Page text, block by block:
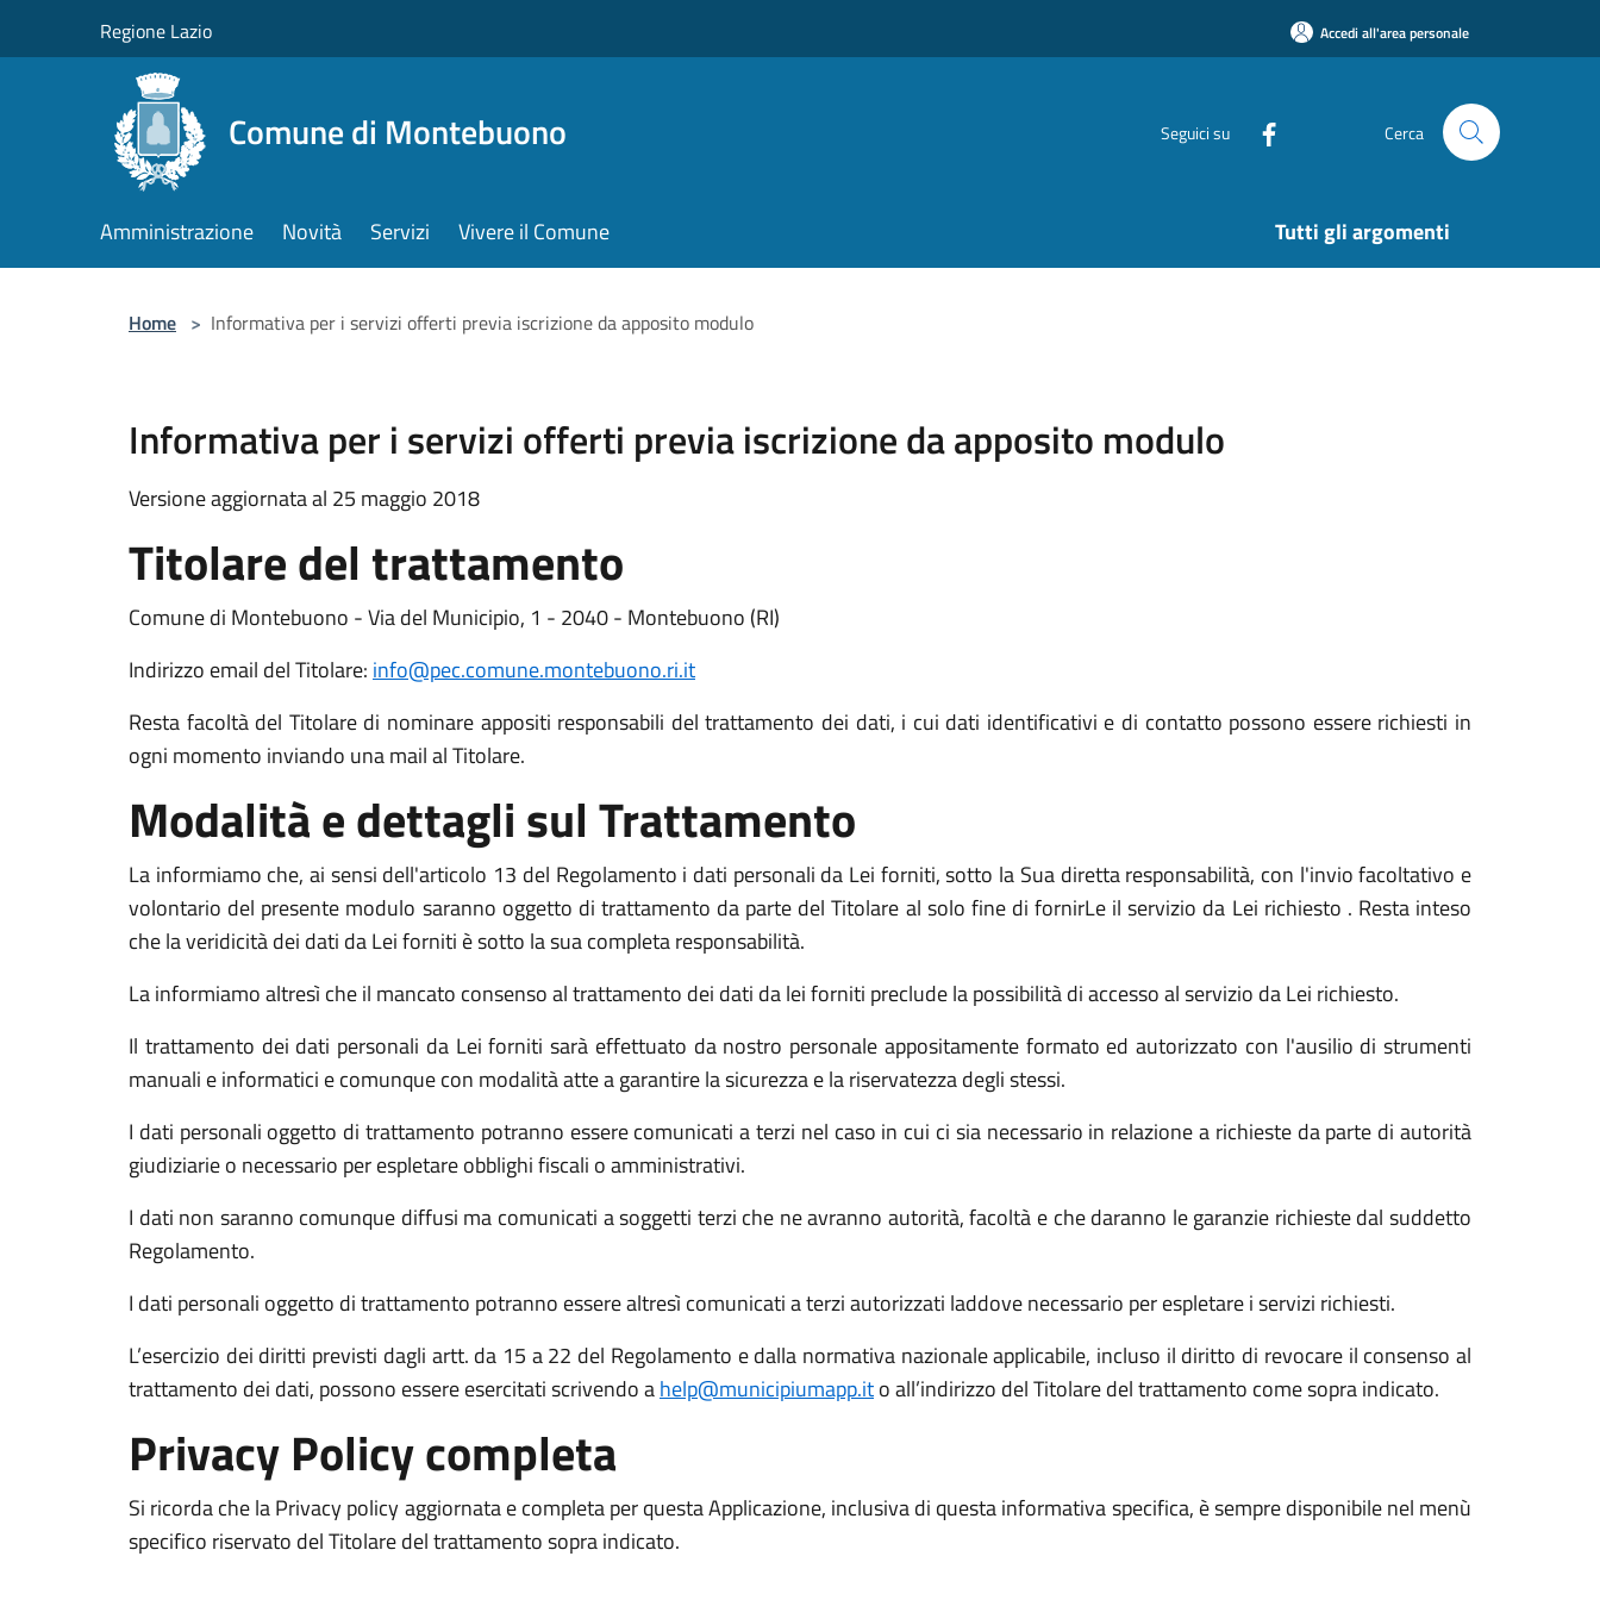
Regione Lazio Accedi all'area personale
Comune di Montebuono Seguici su Cerca
Amministrazione Novità Servizi Vivere il Comune Tutti gli argomenti
Home > Informativa per i servizi offerti previa iscrizione da apposito modulo
Informativa per i servizi offerti previa iscrizione da apposito modulo
Versione aggiornata al 25 maggio 2018
Titolare del trattamento
Comune di Montebuono - Via del Municipio, 1 - 2040 - Montebuono (RI)
Indirizzo email del Titolare: info@pec.comune.montebuono.ri.it
Resta facoltà del Titolare di nominare appositi responsabili del trattamento dei dati, i cui dati identificativi e di contatto possono essere richiesti in
ogni momento inviando una mail al Titolare.
Modalità e dettagli sul Trattamento
La informiamo che, ai sensi dell'articolo 13 del Regolamento i dati personali da Lei forniti, sotto la Sua diretta responsabilità, con l'invio facoltativo e
volontario del presente modulo saranno oggetto di trattamento da parte del Titolare al solo fine di fornirLe il servizio da Lei richiesto . Resta inteso
che la veridicità dei dati da Lei forniti è sotto la sua completa responsabilità.
La informiamo altresì che il mancato consenso al trattamento dei dati da lei forniti preclude la possibilità di accesso al servizio da Lei richiesto.
Il trattamento dei dati personali da Lei forniti sarà effettuato da nostro personale appositamente formato ed autorizzato con l'ausilio di strumenti
manuali e informatici e comunque con modalità atte a garantire la sicurezza e la riservatezza degli stessi.
I dati personali oggetto di trattamento potranno essere comunicati a terzi nel caso in cui ci sia necessario in relazione a richieste da parte di autorità
giudiziarie o necessario per espletare obblighi fiscali o amministrativi.
I dati non saranno comunque diffusi ma comunicati a soggetti terzi che ne avranno autorità, facoltà e che daranno le garanzie richieste dal suddetto
Regolamento.
I dati personali oggetto di trattamento potranno essere altresì comunicati a terzi autorizzati laddove necessario per espletare i servizi richiesti.
L’esercizio dei diritti previsti dagli artt. da 15 a 22 del Regolamento e dalla normativa nazionale applicabile, incluso il diritto di revocare il consenso al
trattamento dei dati, possono essere esercitati scrivendo ahelp@municipiumapp.ito all’indirizzo del Titolare del trattamento come sopra indicato.
Privacy Policy completa
Si ricorda che la Privacy policy aggiornata e completa per questa Applicazione, inclusiva di questa informativa specifica, è sempre disponibile nel menù
specifico riservato del Titolare del trattamento sopra indicato.